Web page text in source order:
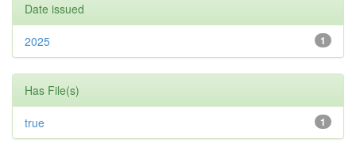
Date issued
1
2025
Has File(s)
1
true